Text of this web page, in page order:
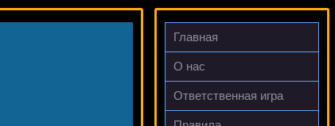
Главная
О нас
Ответственная игра